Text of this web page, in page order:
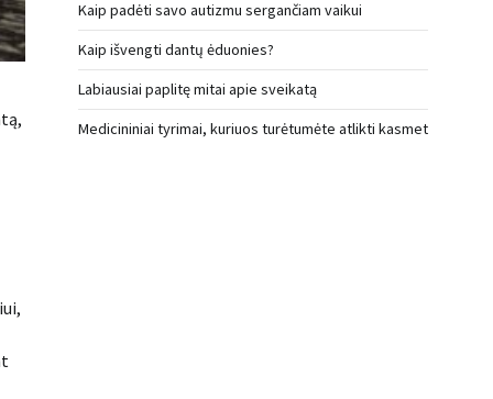
Kaip padėti savo autizmu sergančiam vaikui
Kaip išvengti dantų ėduonies?
Labiausiai paplitę mitai apie sveikatą
Medicininiai tyrimai, kuriuos turėtumėte atlikti kasmet